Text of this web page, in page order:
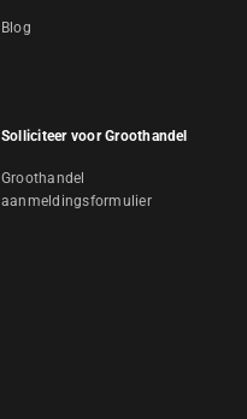
Blog
Solliciteer voor Groothandel
Groothandel
aanmeldingsformulier